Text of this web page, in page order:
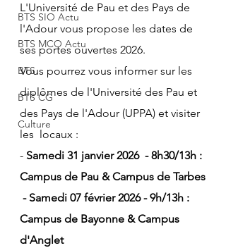
BTS SIO Actu
BTS MCO Actu
BTS
BTS CG
Culture
L'Université de Pau et des Pays de
l'Adour vous propose les dates de
ses portes ouvertes 2026.
Vous pourrez vous informer sur les
diplômes de l'Université des Pau et
des Pays de l'Adour (UPPA) et visiter
les  locaux :
- Samedi 31 janvier 2026  - 8h30/13h :
Campus de Pau & Campus de Tarbes
- Samedi 07 février 2026 - 9h/13h :
Campus de Bayonne & Campus
d'Anglet